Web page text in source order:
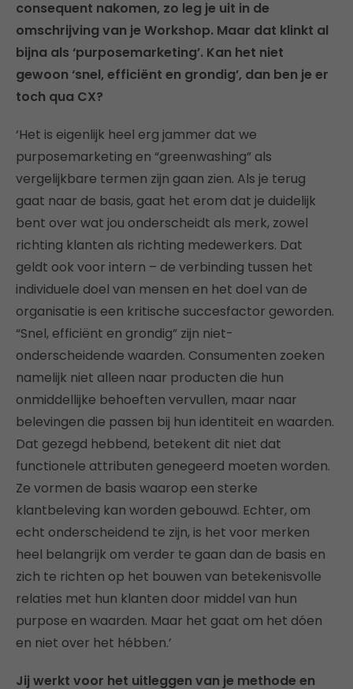
consequent nakomen, zo leg je uit in de
omschrijving van je Workshop. Maar dat klinkt al
bijna als ‘purposemarketing’. Kan het niet
gewoon ‘snel, efficiënt en grondig’, dan ben je er
toch qua CX?
‘Het is eigenlijk heel erg jammer dat we
purposemarketing en “greenwashing” als
vergelijkbare termen zijn gaan zien. Als je terug
gaat naar de basis, gaat het erom dat je duidelijk
bent over wat jou onderscheidt als merk, zowel
richting klanten als richting medewerkers. Dat
geldt ook voor intern – de verbinding tussen het
individuele doel van mensen en het doel van de
organisatie is een kritische succesfactor geworden.
“Snel, efficiënt en grondig” zijn niet-
onderscheidende waarden. Consumenten zoeken
namelijk niet alleen naar producten die hun
onmiddellijke behoeften vervullen, maar naar
belevingen die passen bij hun identiteit en waarden.
Dat gezegd hebbend, betekent dit niet dat
functionele attributen genegeerd moeten worden.
Ze vormen de basis waarop een sterke
klantbeleving kan worden gebouwd. Echter, om
echt onderscheidend te zijn, is het voor merken
heel belangrijk om verder te gaan dan de basis en
zich te richten op het bouwen van betekenisvolle
relaties met hun klanten door middel van hun
purpose en waarden. Maar het gaat om het dóen
en niet over het hébben.’
Jij werkt voor het uitleggen van je methode en